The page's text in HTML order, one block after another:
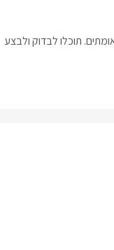
תוכלו לבדוק ולבצע